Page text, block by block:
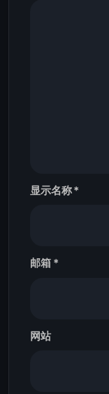
显示名称*
邮箱 *
网站